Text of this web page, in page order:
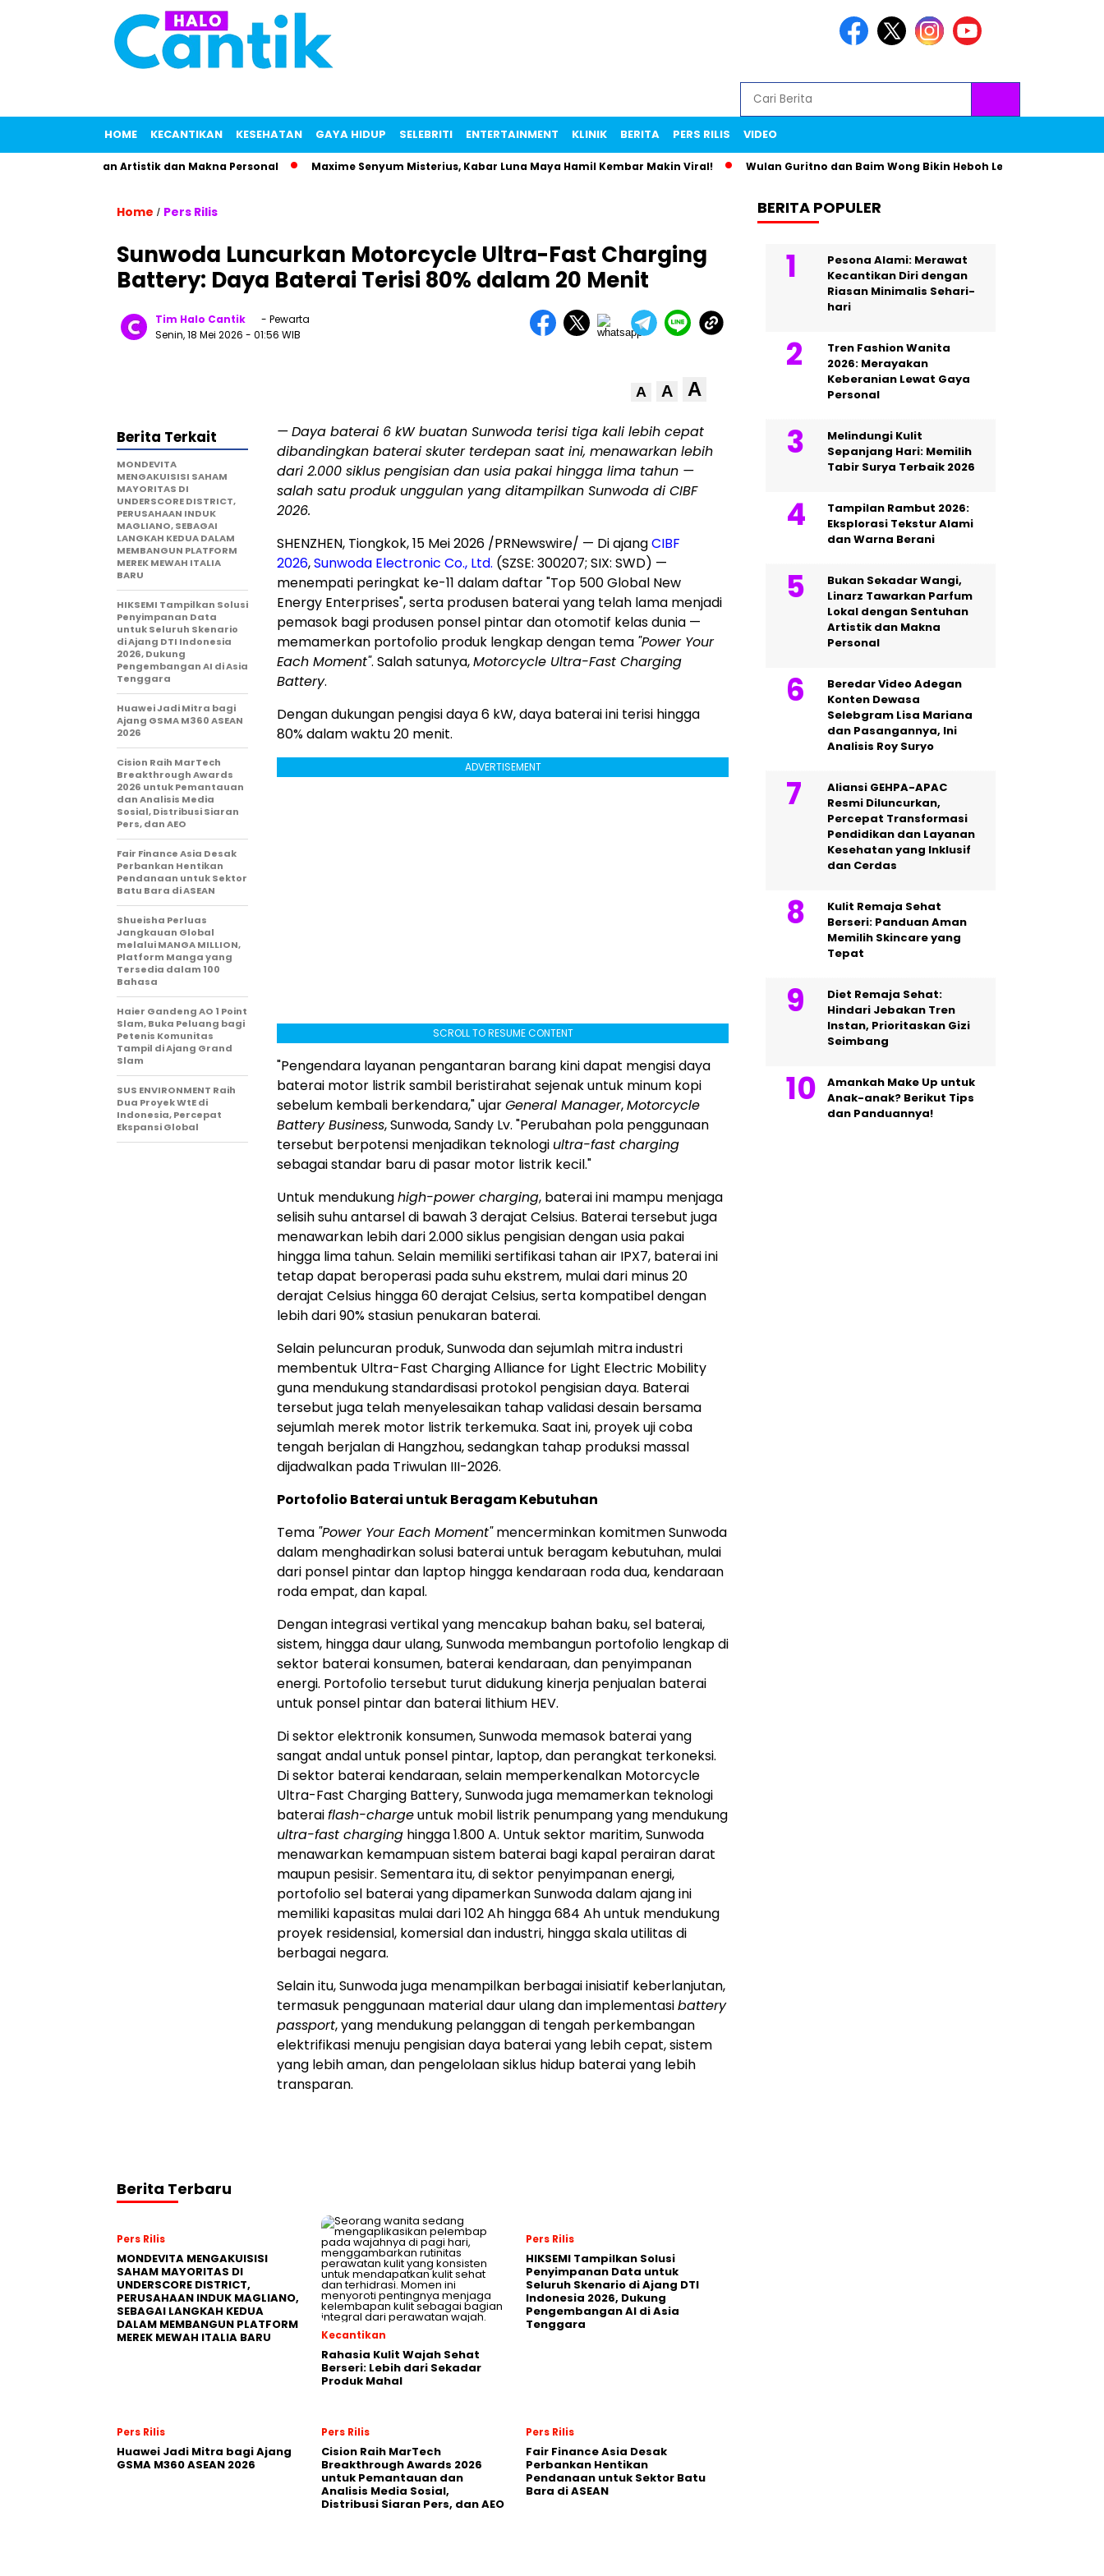
HOME KECANTIKAN KESEHATAN GAYA HIDUP SELEBRITI ENTERTAINMENT KLINIK BERITA PERS RILIS VIDEO
Sentuhan Artistik dan Makna Personal Maxime Senyum Misterius, Kabar Luna Maya Hamil Kembar Makin Viral! Wulan Guritno dan Baim Wong Bikin Heboh Lewat Foto Teman Tapi
Home / Pers Rilis
Sunwoda Luncurkan Motorcycle Ultra-Fast Charging
Battery: Daya Baterai Terisi 80% dalam 20 Menit
Tim Halo Cantik
- Pewarta
Senin, 18 Mei 2026 - 01:56 WIB
A A A
—Daya baterai 6 kW buatan Sunwoda terisi tiga kali lebih cepat
dibandingkan baterai skuter terdepan saat ini, menawarkan lebih
dari 2.000 siklus pengisian dan usia pakai hingga lima tahun —
salah satu produk unggulan yang ditampilkan Sunwoda di CIBF
2026.
SHENZHEN, Tiongkok, 15 Mei 2026 /PRNewswire/ — Di ajangCIBF
2026,Sunwoda Electronic Co., Ltd. (SZSE: 300207; SIX: SWD) —
menempati peringkat ke-11 dalam daftar "Top 500 Global New
Energy Enterprises", serta produsen baterai yang telah lama menjadi
pemasok bagi produsen ponsel pintar dan otomotif kelas dunia —
memamerkan portofolio produk lengkap dengan tema "Power Your
Each Moment". Salah satunya,Motorcycle Ultra-Fast Charging
Battery.
Dengan dukungan pengisi daya 6 kW, daya baterai ini terisi hingga
80% dalam waktu 20 menit.
ADVERTISEMENT
SCROLL TO RESUME CONTENT
"Pengendara layanan pengantaran barang kini dapat mengisi daya
baterai motor listrik sambil beristirahat sejenak untuk minum kopi
sebelum kembali berkendara," ujarGeneral Manager,Motorcycle
Battery Business, Sunwoda, Sandy Lv. "Perubahan pola penggunaan
tersebut berpotensi menjadikan teknologi ultra-fast charging
sebagai standar baru di pasar motor listrik kecil."
Untuk mendukunghigh-power charging, baterai ini mampu menjaga
selisih suhu antarsel di bawah 3 derajat Celsius. Baterai tersebut juga
menawarkan lebih dari 2.000 siklus pengisian dengan usia pakai
hingga lima tahun. Selain memiliki sertifikasi tahan air IPX7, baterai ini
tetap dapat beroperasi pada suhu ekstrem, mulai dari minus 20
derajat Celsius hingga 60 derajat Celsius, serta kompatibel dengan
lebih dari 90% stasiun penukaran baterai.
Selain peluncuran produk, Sunwoda dan sejumlah mitra industri
membentuk Ultra-Fast Charging Alliance for Light Electric Mobility
guna mendukung standardisasi protokol pengisian daya. Baterai
tersebut juga telah menyelesaikan tahap validasi desain bersama
sejumlah merek motor listrik terkemuka. Saat ini, proyek uji coba
tengah berjalan di Hangzhou, sedangkan tahap produksi massal
dijadwalkan pada Triwulan III-2026.
Portofolio Baterai untuk Beragam Kebutuhan
Tema "Power Your Each Moment"mencerminkan komitmen Sunwoda
dalam menghadirkan solusi baterai untuk beragam kebutuhan, mulai
dari ponsel pintar dan laptop hingga kendaraan roda dua, kendaraan
roda empat, dan kapal.
Dengan integrasi vertikal yang mencakup bahan baku, sel baterai,
sistem, hingga daur ulang, Sunwoda membangun portofolio lengkap di
sektor baterai konsumen, baterai kendaraan, dan penyimpanan
energi. Portofolio tersebut turut didukung kinerja penjualan baterai
untuk ponsel pintar dan baterai lithium HEV.
Di sektor elektronik konsumen, Sunwoda memasok baterai yang
sangat andal untuk ponsel pintar, laptop, dan perangkat terkoneksi.
Di sektor baterai kendaraan, selain memperkenalkan Motorcycle
Ultra-Fast Charging Battery, Sunwoda juga memamerkan teknologi
bateraiflash-chargeuntuk mobil listrik penumpang yang mendukung
ultra-fast charging hingga 1.800 A. Untuk sektor maritim, Sunwoda
menawarkan kemampuan sistem baterai bagi kapal perairan darat
maupun pesisir. Sementara itu, di sektor penyimpanan energi,
portofolio sel baterai yang dipamerkan Sunwoda dalam ajang ini
memiliki kapasitas mulai dari 102 Ah hingga 684 Ah untuk mendukung
proyek residensial, komersial dan industri, hingga skala utilitas di
berbagai negara.
Selain itu, Sunwoda juga menampilkan berbagai inisiatif keberlanjutan,
termasuk penggunaan material daur ulang dan implementasibattery
passport, yang mendukung pelanggan di tengah perkembangan
elektrifikasi menuju pengisian daya baterai yang lebih cepat, sistem
yang lebih aman, dan pengelolaan siklus hidup baterai yang lebih
transparan.
Berita Terkait
MONDEVITA
MENGAKUISISI SAHAM
MAYORITAS DI
UNDERSCORE DISTRICT,
PERUSAHAAN INDUK
MAGLIANO, SEBAGAI
LANGKAH KEDUA DALAM
MEMBANGUN PLATFORM
MEREK MEWAH ITALIA
BARU
HIKSEMI Tampilkan Solusi
Penyimpanan Data
untuk Seluruh Skenario
di Ajang DTI Indonesia
2026, Dukung
Pengembangan AI di Asia
Tenggara
Huawei Jadi Mitra bagi
Ajang GSMA M360 ASEAN
2026
Cision Raih MarTech
Breakthrough Awards
2026 untuk Pemantauan
dan Analisis Media
Sosial, Distribusi Siaran
Pers, dan AEO
Fair Finance Asia Desak
Perbankan Hentikan
Pendanaan untuk Sektor
Batu Bara di ASEAN
Shueisha Perluas
Jangkauan Global
melalui MANGA MILLION,
Platform Manga yang
Tersedia dalam 100
Bahasa
Haier Gandeng AO 1 Point
Slam, Buka Peluang bagi
Petenis Komunitas
Tampil di Ajang Grand
Slam
SUS ENVIRONMENT Raih
Dua Proyek WtE di
Indonesia, Percepat
Ekspansi Global
Berita Terbaru
Pers Rilis
MONDEVITA MENGAKUISISI
SAHAM MAYORITAS DI
UNDERSCORE DISTRICT,
PERUSAHAAN INDUK MAGLIANO,
SEBAGAI LANGKAH KEDUA
DALAM MEMBANGUN PLATFORM
MEREK MEWAH ITALIA BARU
Kecantikan
Rahasia Kulit Wajah Sehat
Berseri: Lebih dari Sekadar
Produk Mahal
Pers Rilis
HIKSEMI Tampilkan Solusi
Penyimpanan Data untuk
Seluruh Skenario di Ajang DTI
Indonesia 2026, Dukung
Pengembangan AI di Asia
Tenggara
Pers Rilis
Huawei Jadi Mitra bagi Ajang
GSMA M360 ASEAN 2026
Pers Rilis
Cision Raih MarTech
Breakthrough Awards 2026
untuk Pemantauan dan
Analisis Media Sosial,
Distribusi Siaran Pers, dan AEO
Pers Rilis
Fair Finance Asia Desak
Perbankan Hentikan
Pendanaan untuk Sektor Batu
Bara di ASEAN
BERITA POPULER
Pesona Alami: Merawat
Kecantikan Diri dengan
Riasan Minimalis Sehari-
hari
Tren Fashion Wanita
2026: Merayakan
Keberanian Lewat Gaya
Personal
Melindungi Kulit
Sepanjang Hari: Memilih
Tabir Surya Terbaik 2026
Tampilan Rambut 2026:
Eksplorasi Tekstur Alami
dan Warna Berani
Bukan Sekadar Wangi,
Linarz Tawarkan Parfum
Lokal dengan Sentuhan
Artistik dan Makna
Personal
Beredar Video Adegan
Konten Dewasa
Selebgram Lisa Mariana
dan Pasangannya, Ini
Analisis Roy Suryo
Aliansi GEHPA-APAC
Resmi Diluncurkan,
Percepat Transformasi
Pendidikan dan Layanan
Kesehatan yang Inklusif
dan Cerdas
Kulit Remaja Sehat
Berseri: Panduan Aman
Memilih Skincare yang
Tepat
Diet Remaja Sehat:
Hindari Jebakan Tren
Instan, Prioritaskan Gizi
Seimbang
Amankah Make Up untuk
Anak-anak? Berikut Tips
dan Panduannya!